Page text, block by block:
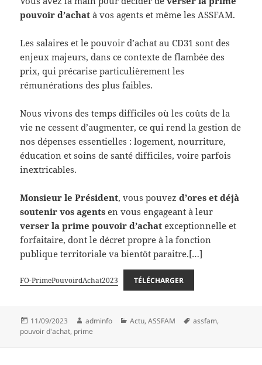
pouvoir d’achat à vos agents et même les ASSFAM.
Les salaires et le pouvoir d’achat au CD31 sont des
enjeux majeurs, dans ce contexte de flambée des
prix, qui précarise particulièrement les
rémunérations des plus faibles.
Nous vivons des temps difficiles où les coûts de la
vie ne cessent d’augmenter, ce qui rend la gestion de
nos dépenses essentielles : logement, nourriture,
éducation et soins de santé difficiles, voire parfois
inextricables.
Monsieur le Président, vous pouvezd’ores et déjà
soutenir vos agents en vous engageant à leur
verser la prime pouvoir d’achat exceptionnelle et
forfaitaire, dont le décret propre à la fonction
publique territoriale va bientôt paraitre.[…]
FO-PrimePouvoirdAchat2023 TÉLÉCHARGER
Publié
le
11/09/2023 Auteur
adminfo Catégories
Actu,ASSFAM
Mots-
assfam,
pouvoir d'achat, prime